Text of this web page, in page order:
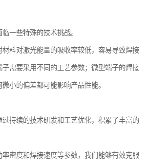
一些特殊的技术挑战。
料对激光能量的吸收率较低，容易导致焊接
需要采用不同的工艺参数；微型端子的焊接
小的偏差都可能影响产品性能。
持续的技术研发和工艺优化，积累了丰富的
密度和焊接速度等参数，我们能够有效克服